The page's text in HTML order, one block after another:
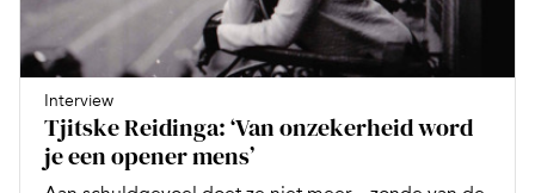
Interview
Tjitske Reidinga: ‘Van onzekerheid word
je een opener mens’